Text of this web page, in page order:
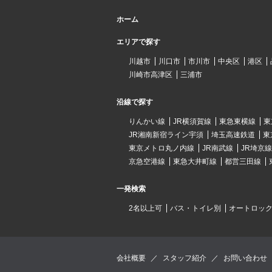
ホーム
エリアで探す
川越市 川口市 市川市 中央区 港区
川崎市高津区
三浦市
沿線で探す
りんかい線 JR横須賀線 東急東横線
JR湘南新宿ライン宇須
埼玉高速鉄道
東
東京メトロ丸ノ内線
JR南武線
JR埼京線
京急空港線
東急大井町線 都営三田線
一発検索
2名以上可 バス・トイレ別 オートロック
会社概要 ／ スタッフ紹介 ／ お問い合わせ